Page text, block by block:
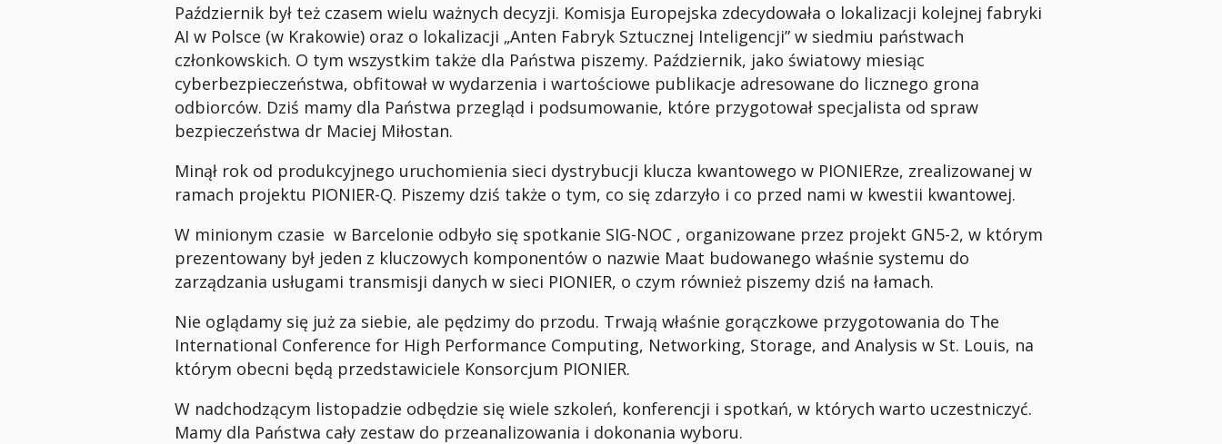
Październik był też czasem wielu ważnych decyzji. Komisja Europejska zdecydowała o lokalizacji kolejnej fabryki
AI w Polsce (w Krakowie) oraz o lokalizacji „Anten Fabryk Sztucznej Inteligencji” w siedmiu państwach
członkowskich. O tym wszystkim także dla Państwa piszemy. Październik, jako światowy miesiąc
cyberbezpieczeństwa, obfitował w wydarzenia i wartościowe publikacje adresowane do licznego grona
odbiorców. Dziś mamy dla Państwa przegląd i podsumowanie, które przygotował specjalista od spraw
bezpieczeństwa dr Maciej Miłostan.
Minął rok od produkcyjnego uruchomienia sieci dystrybucji klucza kwantowego w PIONIERze, zrealizowanej w
ramach projektu PIONIER-Q. Piszemy dziś także o tym, co się zdarzyło i co przed nami w kwestii kwantowej.
W minionym czasie w Barcelonie odbyło się spotkanie SIG-NOC , organizowane przez projekt GN5-2, w którym
prezentowany był jeden z kluczowych komponentów o nazwie Maat budowanego właśnie systemu do
zarządzania usługami transmisji danych w sieci PIONIER, o czym również piszemy dziś na łamach.
Nie oglądamy się już za siebie, ale pędzimy do przodu. Trwają właśnie gorączkowe przygotowania do The
International Conference for High Performance Computing, Networking, Storage, and Analysis w St. Louis, na
którym obecni będą przedstawiciele Konsorcjum PIONIER.
W nadchodzącym listopadzie odbędzie się wiele szkoleń, konferencji i spotkań, w których warto uczestniczyć.
Mamy dla Państwa cały zestaw do przeanalizowania i dokonania wyboru.